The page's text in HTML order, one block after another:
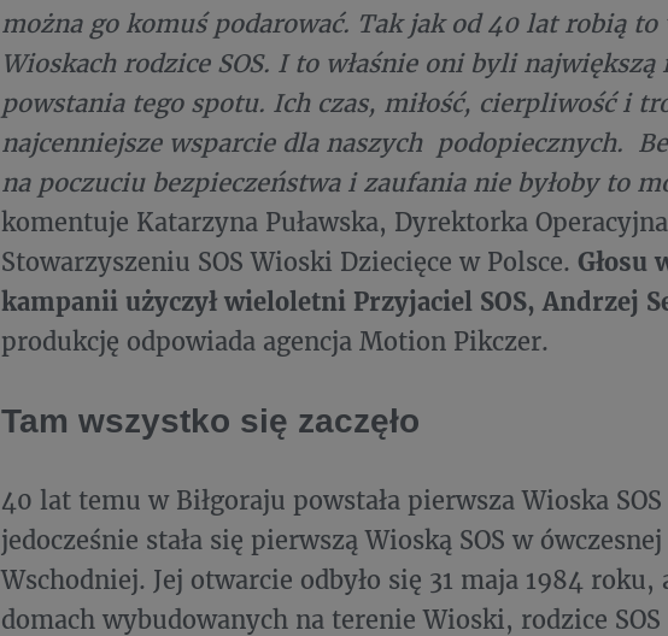
można go komuś podarować. Tak jak od 40 lat robią to
Wioskach rodzice SOS. I to właśnie oni byli największą
powstania tego spotu. Ich czas, miłość, cierpliwość i
najcenniejsze wsparcie dla naszych podopiecznych.
na poczuciu bezpieczeństwa i zaufania nie byłoby to
komentuje Katarzyna Puławska, Dyrektorka
Stowarzyszeniu SOS Wioski Dziecięce w Polsce. Głosu
kampanii użyczył wieloletni Przyjaciel SOS, Andrzej
produkcję odpowiada agencja Motion Pikczer.
Tam wszystko się zaczęło
40 lat temu w Biłgoraju powstała pierwsza Wioska
jedocześnie stała się pierwszą Wioską SOS w
Wschodniej. Jej otwarcie odbyło się 31 maja 1984 roku,
domach wybudowanych na terenie Wioski, rodzice